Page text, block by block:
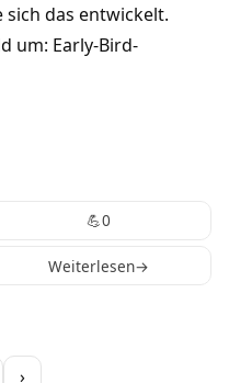
das entwickelt.
um: Early-Bird-
💪0
Weiterlesen→
›